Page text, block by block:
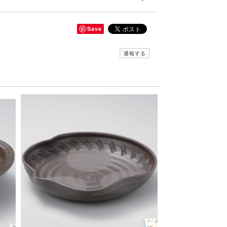
Save
通報する